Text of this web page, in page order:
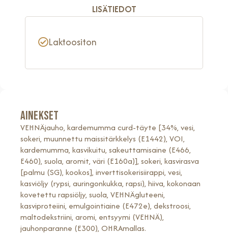
LISÄTIEDOT
Laktoositon
AINEKSET
VEHNÄjauho, kardemumma curd-täyte [34%, vesi,
sokeri, muunnettu maissitärkkelys (E1442), VOI,
kardemumma, kasvikuitu, sakeuttamisaine (E466,
E460), suola, aromit, väri (E160a)], sokeri, kasvirasva
[palmu (SG), kookos], inverttisokerisiirappi, vesi,
kasviöljy (rypsi, auringonkukka, rapsi), hiiva, kokonaan
kovetettu rapsiöljy, suola, VEHNÄgluteeni,
kasviproteiini, emulgointiaine (E472e), dekstroosi,
maltodekstriini, aromi, entsyymi (VEHNÄ),
jauhonparanne (E300), OHRAmallas.